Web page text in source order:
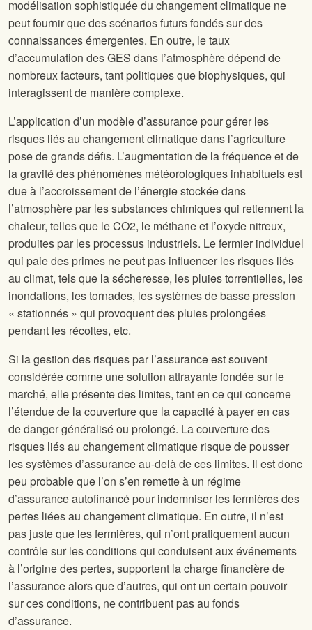
modélisation sophistiquée du changement climatique ne
peut fournir que des scénarios futurs fondés sur des
connaissances émergentes. En outre, le taux
d’accumulation des GES dans l’atmosphère dépend de
nombreux facteurs, tant politiques que biophysiques, qui
interagissent de manière complexe.
L’application d’un modèle d’assurance pour gérer les
risques liés au changement climatique dans l’agriculture
pose de grands défis. L’augmentation de la fréquence et de
la gravité des phénomènes météorologiques inhabituels est
due à l’accroissement de l’énergie stockée dans
l’atmosphère par les substances chimiques qui retiennent la
chaleur, telles que le CO2, le méthane et l’oxyde nitreux,
produites par les processus industriels. Le fermier individuel
qui paie des primes ne peut pas influencer les risques liés
au climat, tels que la sécheresse, les pluies torrentielles, les
inondations, les tornades, les systèmes de basse pression
« stationnés » qui provoquent des pluies prolongées
pendant les récoltes, etc.
Si la gestion des risques par l’assurance est souvent
considérée comme une solution attrayante fondée sur le
marché, elle présente des limites, tant en ce qui concerne
l’étendue de la couverture que la capacité à payer en cas
de danger généralisé ou prolongé. La couverture des
risques liés au changement climatique risque de pousser
les systèmes d’assurance au-delà de ces limites. Il est donc
peu probable que l’on s’en remette à un régime
d’assurance autofinancé pour indemniser les fermières des
pertes liées au changement climatique. En outre, il n’est
pas juste que les fermières, qui n’ont pratiquement aucun
contrôle sur les conditions qui conduisent aux événements
à l’origine des pertes, supportent la charge financière de
l’assurance alors que d’autres, qui ont un certain pouvoir
sur ces conditions, ne contribuent pas au fonds
d’assurance.